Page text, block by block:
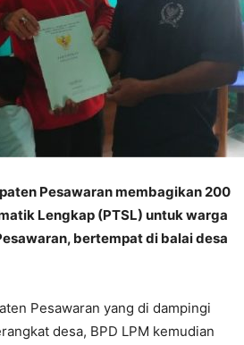
Pesawaran membagikan 200
Lengkap (PTSL) untuk warga
bertempat di balai desa
Pesawaran yang di dampingi
desa, BPD LPM kemudian